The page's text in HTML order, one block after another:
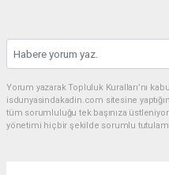
Yorum yazarak Topluluk Kuralları’nı
isdunyasindakadin.com sitesine
tüm sorumluluğu tek başınıza
yönetimi hiçbir şekilde sorumlu